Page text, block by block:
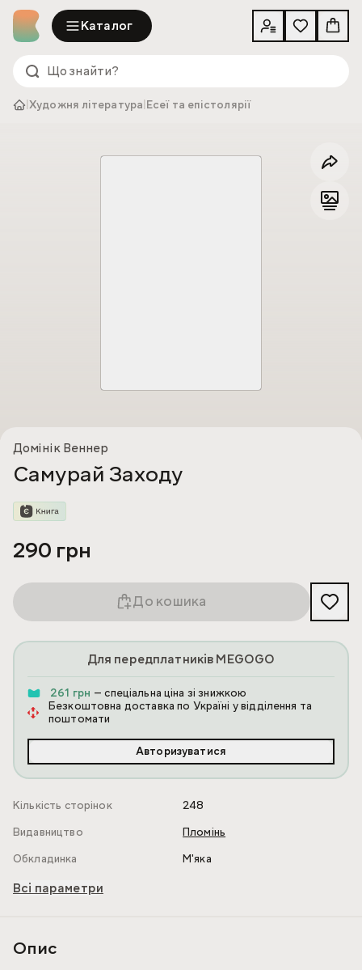
Каталог
|Художня література Есеї та епістолярії
Домінік Веннер
Самурай Заходу
290 грн
До кошика
Для передплатників MEGOGO
261 грн — спеціальна ціна зі знижкою
Безкоштовна доставка по Україні у відділення та
поштомати
Авторизуватися
Кількість сторінок
248
Видавництво
Пломінь
Обкладинка
М'яка
Всі параметри
Опис